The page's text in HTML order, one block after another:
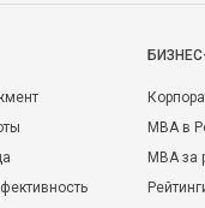
MBA в
MBA